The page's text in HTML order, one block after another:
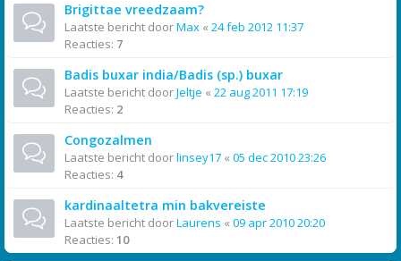
Brigittae vreedzaam?
Laatste bericht doorMax « 24 feb 2012 11:37
Reacties: 7
Badis buxar india/Badis (sp.) buxar
Laatste bericht doorJeltje « 22 aug 2011 17:19
Reacties: 2
Congozalmen
Laatste bericht doorlinsey17 « 05 dec 2010 23:26
Reacties: 4
kardinaaltetra min bakvereiste
Laatste bericht doorLaurens « 09 apr 2010 20:20
Reacties: 10